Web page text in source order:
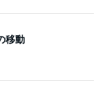
移動